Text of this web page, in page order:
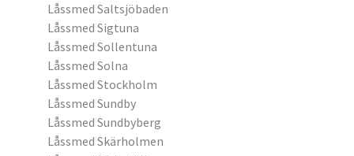
Låssmed Saltsjöbaden
Låssmed Sigtuna
Låssmed Sollentuna
Låssmed Solna
Låssmed Stockholm
Låssmed Sundby
Låssmed Sundbyberg
Låssmed Skärholmen